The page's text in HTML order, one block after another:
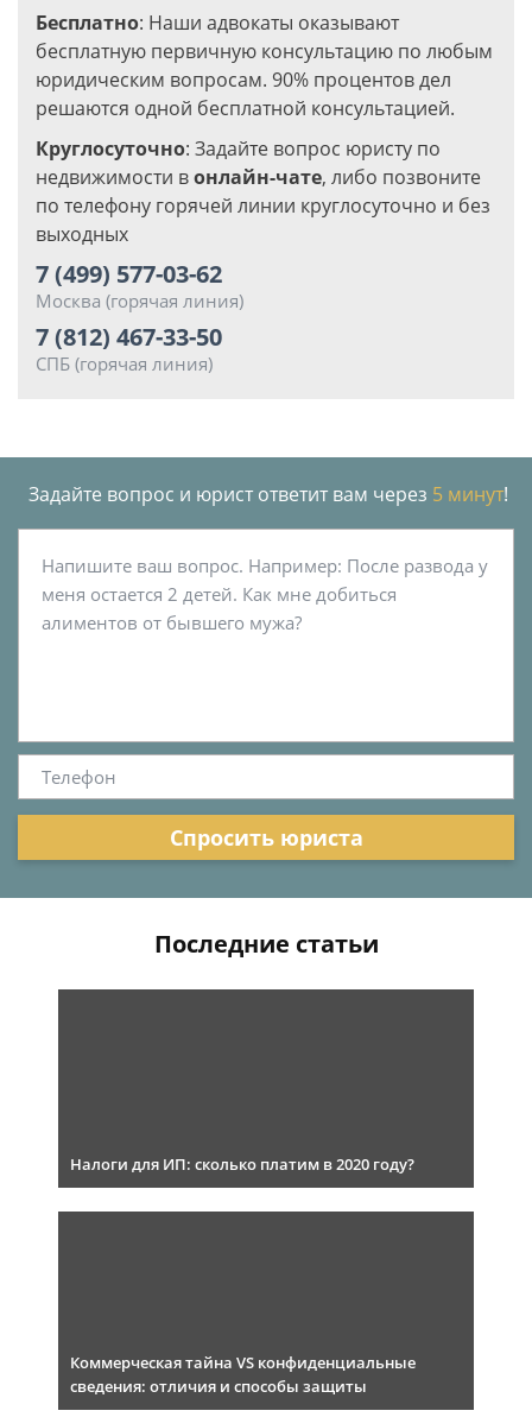
Бесплатно: Наши адвокаты оказывают
бесплатную первичную консультацию по любым
юридическим вопросам. 90% процентов дел
решаются одной бесплатной консультацией.
Круглосуточно: Задайте вопрос юристу по
недвижимости вонлайн-чате, либо позвоните
по телефону горячей линии круглосуточно и без
выходных
7 (499) 577-03-62
Москва (горячая линия)
7 (812) 467-33-50
СПБ (горячая линия)
Задайте вопрос и юрист ответит вам через 5 минут!
Спросить юриста
Последние статьи
Налоги для ИП: сколько платим в 2020 году?
Коммерческая тайна VS конфиденциальные
сведения: отличия и способы защиты